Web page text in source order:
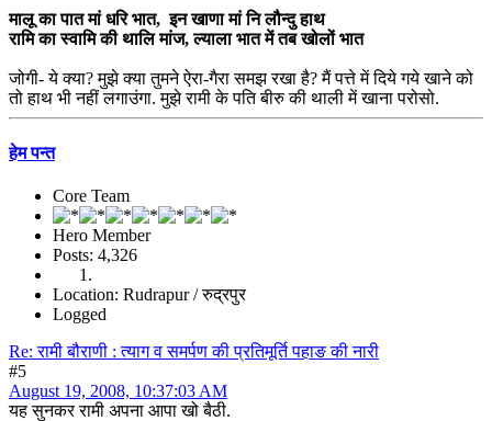
मालू का पात मां धरि भात, इन खाणा मां नि लौन्दु हाथ
रामि का स्वामि की थालि मांज, ल्याला भात में तब खोलों भात
जोगी- ये क्या? मुझे क्या तुमने ऐरा-गैरा समझ रखा है? मैं पत्ते में दिये गये खाने को
तो हाथ भी नहीं लगाउंगा. मुझे रामी के पति बीरु की थाली में खाना परोसो.
हेम पन्त
Core Team
Hero Member
Posts: 4,326
Location: Rudrapur / रुद्रपुर
Logged
Re: रामी बौराणी : त्याग व समर्पण की प्रतिमूर्ति पहाङ की नारी
#5
August 19, 2008, 10:37:03 AM
यह सुनकर रामी अपना आपा खो बैठी.